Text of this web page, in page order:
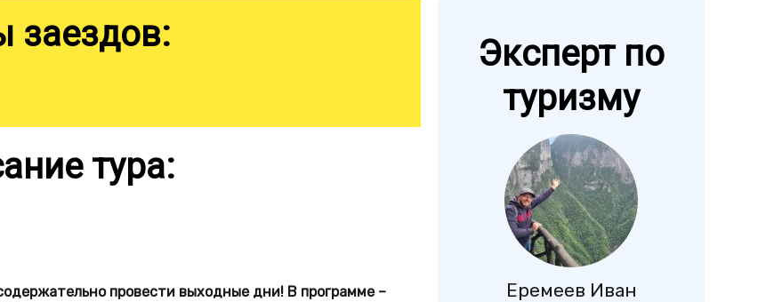
заездов:
тура:
провести выходные дни! В программе –
Эксперт по
туризму
Еремеев Иван